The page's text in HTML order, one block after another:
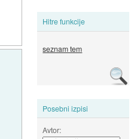
Hitre funkcije
seznam tem
Posebni izpisi
Avtor: